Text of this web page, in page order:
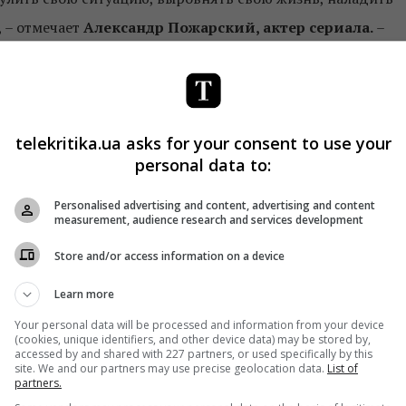
отмечает Александр Пожарский, актер сериала.–
много экшена! Например, одной из первых мы
разнообразная техника, пиротехники
вместе с каскадерами и инструкторами по
были очень насыщенные, динамичные и задали
и надеемся, что у нас получилось».
Романова, Глеб Михайличенко, Виталий Ажнов,
Капинус, Сергей Фролов, Евгений Олейник,
показ сериала будет доступен по предоплатам «ТВ и
Допремьерный показ сериала также состоится на
первым» и партнерском проекте 1+1 media –
telekritika.ua asks for your consent to use your
personal data to:
Personalised advertising and content, advertising and content
measurement, audience research and services development
Store and/or access information on a device
Learn more
Your personal data will be processed and information from your device
(cookies, unique identifiers, and other device data) may be stored by,
accessed by and shared with 227 partners, or used specifically by this
site. We and our partners may use precise geolocation data. List of
partners.